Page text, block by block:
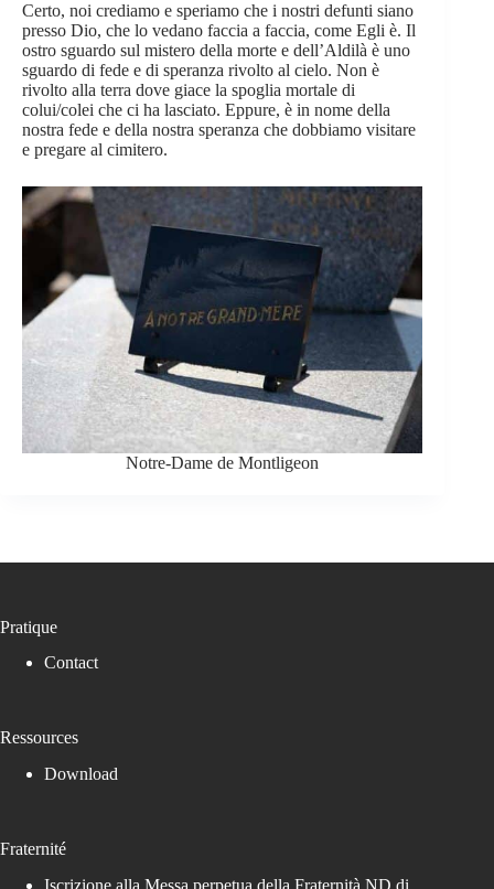
Certo, noi crediamo e speriamo che i nostri defunti siano
presso Dio, che lo vedano faccia a faccia, come Egli è. Il
ostro sguardo sul mistero della morte e dell’Aldilà è uno
sguardo di fede e di speranza rivolto al cielo. Non è
rivolto alla terra dove giace la spoglia mortale di
colui/colei che ci ha lasciato. Eppure, è in nome della
nostra fede e della nostra speranza che dobbiamo visitare
e pregare al cimitero.
Notre-Dame de Montligeon
Pratique
Contact
Ressources
Download
Fraternité
Iscrizione alla Messa perpetua della Fraternità ND di